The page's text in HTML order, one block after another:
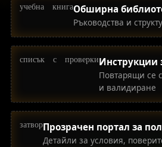
учебна книгаОбширна
Ръководства и
списък с проверкиИнструкции
Повтарящи се
и валидиране
затворПрозрачен портал за
Детайли за условия,